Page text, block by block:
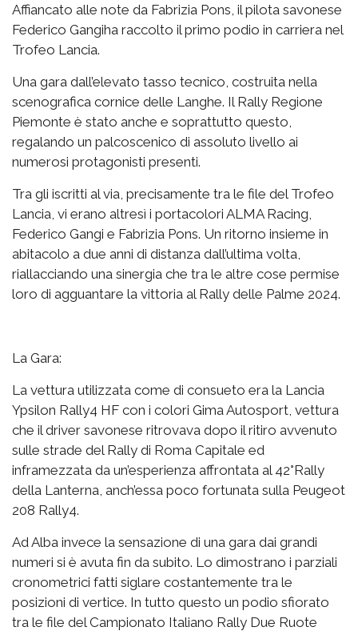
Affiancato alle note da Fabrizia Pons, il pilota savonese
Federico Gangiha raccolto il primo podio in carriera nel
Trofeo Lancia.
Una gara dall’elevato tasso tecnico, costruita nella
scenografica cornice delle Langhe. Il Rally Regione
Piemonte è stato anche e soprattutto questo,
regalando un palcoscenico di assoluto livello ai
numerosi protagonisti presenti.
Tra gli iscritti al via, precisamente tra le file del Trofeo
Lancia, vi erano altresì i portacolori ALMA Racing,
Federico Gangi e Fabrizia Pons. Un ritorno insieme in
abitacolo a due anni di distanza dall’ultima volta,
riallacciando una sinergia che tra le altre cose permise
loro di agguantare la vittoria al Rally delle Palme 2024.
La Gara:
La vettura utilizzata come di consueto era la Lancia
Ypsilon Rally4 HF con i colori Gima Autosport, vettura
che il driver savonese ritrovava dopo il ritiro avvenuto
sulle strade del Rally di Roma Capitale ed
inframezzata da un’esperienza affrontata al 42°Rally
della Lanterna, anch’essa poco fortunata sulla Peugeot
208 Rally4.
Ad Alba invece la sensazione di una gara dai grandi
numeri si è avuta fin da subito. Lo dimostrano i parziali
cronometrici fatti siglare costantemente tra le
posizioni di vertice. In tutto questo un podio sfiorato
tra le file del Campionato Italiano Rally Due Ruote